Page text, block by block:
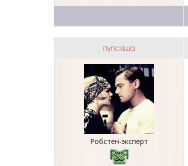
пупсяша
Робстен-эксперт